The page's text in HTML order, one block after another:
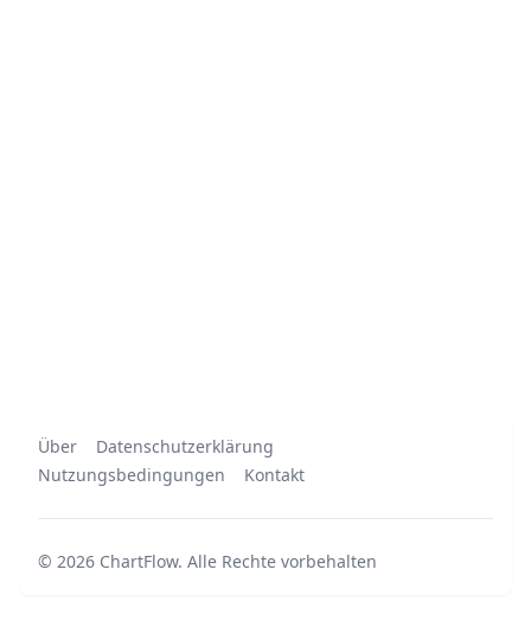
Über
Datenschutzerklärung
Nutzungsbedingungen
Kontakt
© 2026 ChartFlow. Alle Rechte vorbehalten